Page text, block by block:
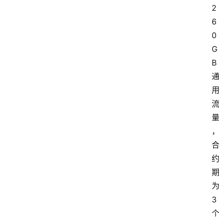
2
6
0
G
B
通
用
流
量
，
合
约
期
为
3
个